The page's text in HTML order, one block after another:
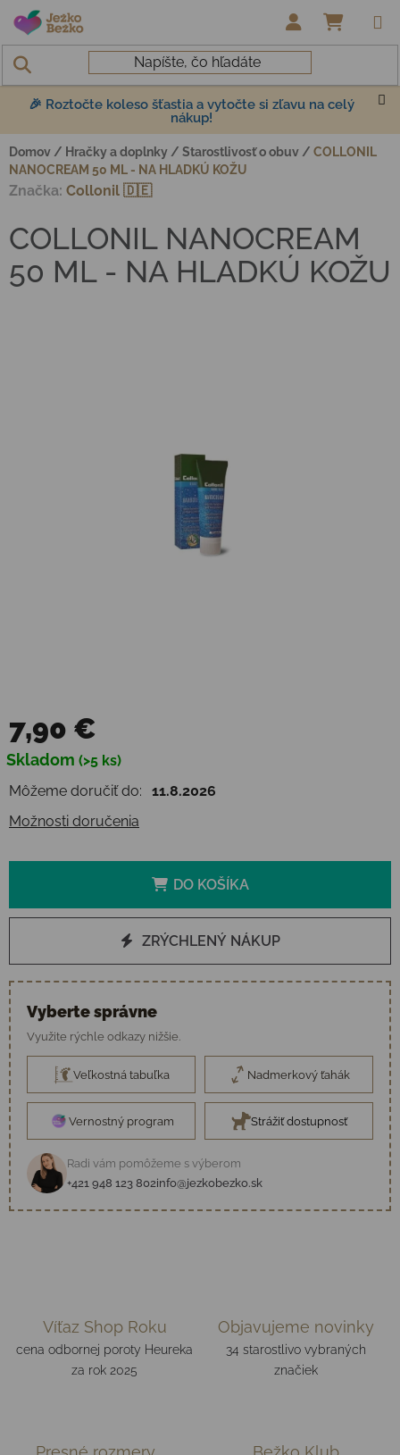
Prejsť na obsah
🎉 Roztočte koleso šťastia a vytočte si zľavu na celý
nákup!
Domov / Hračky a doplnky / Starostlivosť o obuv / COLLONIL
NANOCREAM 50 ML - NA HLADKÚ KOŽU
7,90 €
Jednotková cena:
Skladom (>5 ks)
Môžeme doručiť do:
11.8.2026
Možnosti doručenia
DO KOŠÍKA
ZRÝCHLENÝ NÁKUP
Vyberte správne
Využite rýchle odkazy nižšie.
Veľkostná tabuľka Nadmerkový ťahák
Vernostný program Strážiť dostupnosť
Radi vám pomôžeme s výberom
+421 948 123 802info@jezkobezko.sk
COLLONIL NANOCREAM
50 ML - NA HLADKÚ KOŽU
Značka: Collonil 🇩🇪
Víťaz Shop Roku
cena odbornej poroty Heureka
za rok 2025
Objavujeme novinky
34 starostlivo vybraných
značiek